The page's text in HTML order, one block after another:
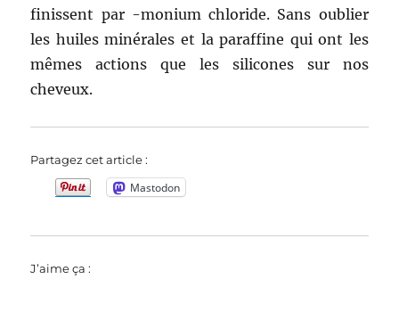
finissent par -monium chloride. Sans oublier
les huiles minérales et la paraffine qui ont les
mêmes actions que les silicones sur nos
cheveux.
Partagez cet article :
Mastodon
J’aime ça :